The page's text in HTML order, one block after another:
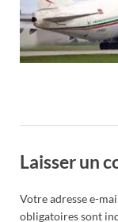
Laisser un
Votre adresse e-
obligatoires sont